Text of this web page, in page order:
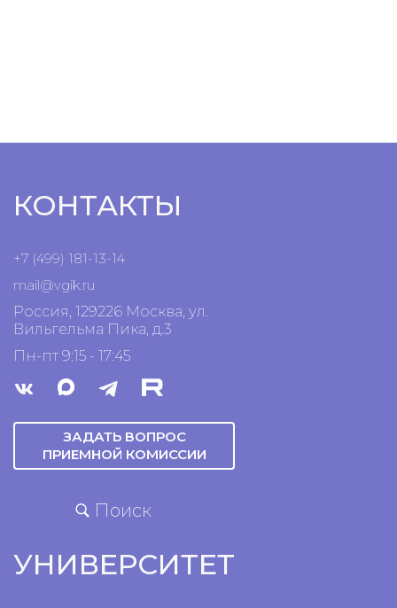
КОНТАКТЫ
+7 (499) 181-13-14
mail@vgik.ru
Россия, 129226 Москва, ул.
Вильгельма Пика, д.3
Пн-пт 9:15 - 17:45
ЗАДАТЬ ВОПРОС
ПРИЕМНОЙ КОМИССИИ
Поиск
УНИВЕРСИТЕТ